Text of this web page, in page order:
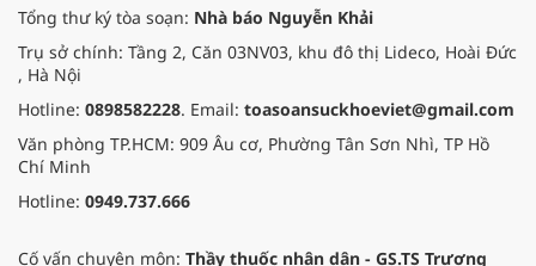
Tổng thư ký tòa soạn: Nhà báo Nguyễn Khải
Trụ sở chính: Tầng 2, Căn 03NV03, khu đô thị Lideco, Hoài Đức
, Hà Nội
Hotline: 0898582228. Email: toasoansuckhoeviet@gmail.com
Văn phòng TP.HCM: 909 Âu cơ, Phường Tân Sơn Nhì, TP Hồ
Chí Minh
Hotline: 0949.737.666
Cố vấn chuyên môn: Thầy thuốc nhân dân - GS.TS Trương